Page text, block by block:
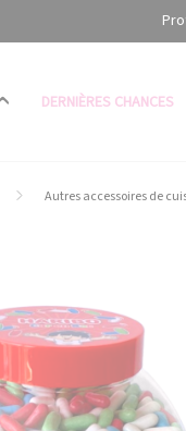
DERNIÈRES CHANCES
Autres accessoires de